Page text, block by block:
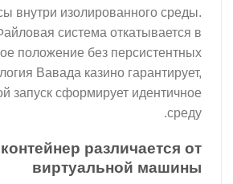
внутри изолированного среды.
система откатывается в
положение без персистентных
Вавада казино гарантирует,
запуск сформирует идентичное
среду.
различается от
виртуальной машины